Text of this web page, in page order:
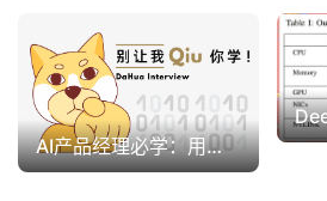
AI产品经理必学：用结构化思维写出高价值AI提示词